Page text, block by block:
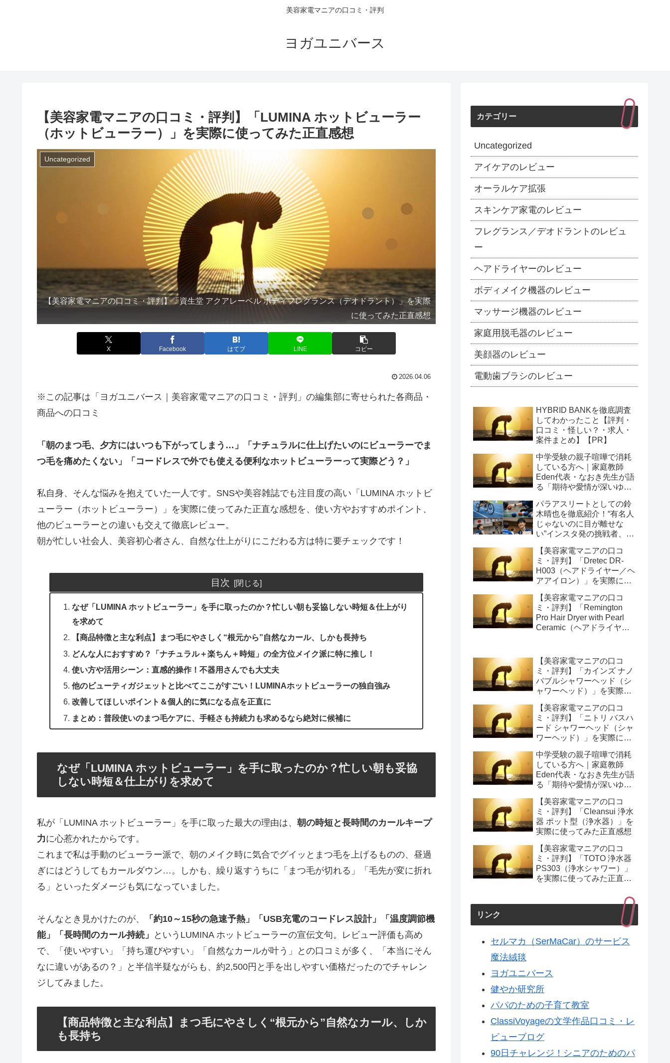
美容家電マニアの口コミ・評判
ヨガユニバース
【美容家電マニアの口コミ・評判】「LUMINA ホットビューラー
（ホットビューラー）」を実際に使ってみた正直感想
Uncategorized
【美容家電マニアの口コミ・評判】「資生堂 アクアレーベル ボディフレグランス（デオドラント）」を実際
に使ってみた正直感想
X Facebook はてブ LINE コピー
2026.04.06
※この記事は「ヨガユニバース｜美容家電マニアの口コミ・評判」の編集部に寄せられた各商品・
商品への口コミ
「朝のまつ毛、夕方にはいつも下がってしまう…」「ナチュラルに仕上げたいのにビューラーでま
つ毛を痛めたくない」「コードレスで外でも使える便利なホットビューラーって実際どう？」
私自身、そんな悩みを抱えていた一人です。SNSや美容雑誌でも注目度の高い「LUMINA ホットビ
ューラー（ホットビューラー）」を実際に使ってみた正直な感想を、使い方やおすすめポイント、
他のビューラーとの違いも交えて徹底レビュー。
朝が忙しい社会人、美容初心者さん、自然な仕上がりにこだわる方は特に要チェックです！
目次
なぜ「LUMINA ホットビューラー」を手に取ったのか？忙しい朝も妥協しない時短＆仕上がり
を求めて
【商品特徴と主な利点】まつ毛にやさしく“根元から”自然なカール、しかも長持ち
どんな人におすすめ？「ナチュラル＋楽ちん＋時短」の全方位メイク派に特に推し！
使い方や活用シーン：直感的操作！不器用さんでも大丈夫
他のビューティガジェットと比べてここがすごい！LUMINAホットビューラーの独自強み
改善してほしいポイント＆個人的に気になる点を正直に
まとめ：普段使いのまつ毛ケアに、手軽さも持続力も求めるなら絶対に候補に
なぜ「LUMINA ホットビューラー」を手に取ったのか？忙しい朝も妥協
しない時短＆仕上がりを求めて
私が「LUMINA ホットビューラー」を手に取った最大の理由は、 朝の時短と長時間のカールキープ
力に心惹かれたからです。
これまで私は手動のビューラー派で、朝のメイク時に気合でグイッとまつ毛を上げるものの、昼過
ぎにはどうしてもカールダウン…。しかも、繰り返すうちに「まつ毛が切れる」「毛先が変に折れ
る」といったダメージも気になっていました。
そんなとき見かけたのが、
「約10～15秒の急速予熱」「USB充電のコードレス設計」「温度調節機
能」「長時間のカール持続」
というLUMINA ホットビューラーの宣伝文句。レビュー評価も高め
で、「使いやすい」「持ち運びやすい」「自然なカールが叶う」との口コミが多く、「本当にそん
なに違いがあるの？」と半信半疑ながらも、約2,500円と手を出しやすい価格だったのでチャレン
ジしてみました。
【商品特徴と主な利点】まつ毛にやさしく“根元から”自然なカール、しか
も長持ち
カテゴリー
Uncategorized
アイケアのレビュー
オーラルケア拡張
スキンケア家電のレビュー
フレグランス／デオドラントのレビュ
ー
ヘアドライヤーのレビュー
ボディメイク機器のレビュー
マッサージ機器のレビュー
家庭用脱毛器のレビュー
美顔器のレビュー
電動歯ブラシのレビュー
HYBRID BANKを徹底調査
してわかったこと【評判・
口コミ・怪しい？・求人・
案件まとめ】【PR】
中学受験の親子喧嘩で消耗
している方へ｜家庭教師
Eden代表・なおき先生が語
る「期待や愛情が深いゆえ
と、間に第三者を入れると
いう選び方
パラアスリートとしての鈴
木晴也を徹底紹介！“有名人
じゃないのに目が離せな
い”インスタ発の挑戦者、そ
を長めに追います
【美容家電マニアの口コ
ミ・評判】「Dretec DR-
H003（ヘアドライヤー／ヘ
アアイロン）」を実際に使
【美容家電マニアの口コ
ミ・評判】「Remington
Pro Hair Dryer with Pearl
Ceramic（ヘアドライヤー
【美容家電マニアの口コ
ミ・評判】「カインズ ナノ
バブルシャワーヘッド（シ
ャワーヘッド）」を実際に
【美容家電マニアの口コ
ミ・評判】「ニトリ バスハ
ード シャワーヘッド（シャ
ワーヘッド）」を実際に使
中学受験の親子喧嘩で消耗
している方へ｜家庭教師
Eden代表・なおき先生が語
る「期待や愛情が深いゆえ
と、間に第三者を入れると
いう選び方
【美容家電マニアの口コ
ミ・評判】「Cleansui 浄水
器 ポット型（浄水器）」を
実際に使ってみた正直感想
【美容家電マニアの口コ
ミ・評判】「TOTO 浄水器
PS303（浄水シャワー）」
を実際に使ってみた正直感
リンク
セルマカ（SerMaCar）のサービス
魔法絨毯
ヨガユニバース
健やか研究所
パパのための子育て教室
ClassiVoyageの文学作品口コミ・レ
ビューブログ
90日チャレンジ！シニアのためのパ